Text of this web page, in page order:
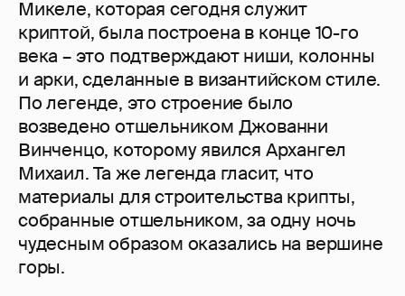
Микеле, которая сегодня служит
криптой, была построена в конце 10-го
века – это подтверждают ниши, колонны
и арки, сделанные в византийском стиле.
По легенде, это строение было
возведено отшельником Джованни
Винченцо, которому явился Архангел
Михаил. Та же легенда гласит, что
материалы для строительства крипты,
собранные отшельником, за одну ночь
чудесным образом оказались на вершине
горы.